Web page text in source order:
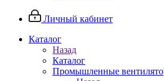
Личный кабинет
Каталог
Назад
Каталог
Промышленные